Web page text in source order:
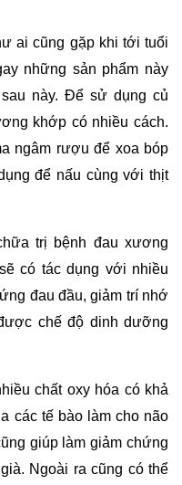
ai cũng gặp khi tới tuổi
những sản phẩm này
này. Để sử dụng củ
khớp có nhiều cách.
ngâm rượu để xoa bóp
để nấu cùng với thịt
trị bệnh đau xương
có tác dụng với nhiều
đau đầu, giảm trí nhớ
chế độ dinh dưỡng
chất oxy hóa có khả
các tế bào làm cho não
giúp làm giảm chứng
Ngoài ra cũng có thể